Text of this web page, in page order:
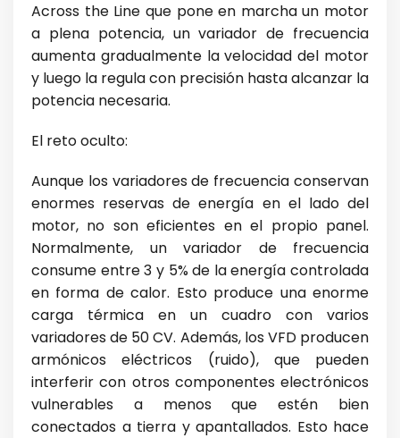
Across the Line que pone en marcha un motor
a plena potencia, un variador de frecuencia
aumenta gradualmente la velocidad del motor
y luego la regula con precisión hasta alcanzar la
potencia necesaria.
El reto oculto:
Aunque los variadores de frecuencia conservan
enormes reservas de energía en el lado del
motor, no son eficientes en el propio panel.
Normalmente, un variador de frecuencia
consume entre 3 y 5% de la energía controlada
en forma de calor. Esto produce una enorme
carga térmica en un cuadro con varios
variadores de 50 CV. Además, los VFD producen
armónicos eléctricos (ruido), que pueden
interferir con otros componentes electrónicos
vulnerables a menos que estén bien
conectados a tierra y apantallados. Esto hace